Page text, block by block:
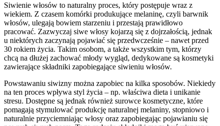
Siwienie włosów to naturalny proces, który postępuje wraz z
wiekiem. Z czasem komórki produkujące melaninę, czyli barwnik
włosów, ulegają bowiem starzeniu i przestają prawidłowo
pracować. Zazwyczaj siwe włosy kojarzą się z dojrzałością, jednak
u niektórych zaczynają pojawiać się przedwcześnie – nawet przed
30 rokiem życia. Takim osobom, a także wszystkim tym, którzy
chcą na dłużej zachować młody wygląd, dedykowane są kosmetyki
zawierające składniki zapobiegające siwieniu włosów.
Powstawaniu siwizny można zapobiec na kilka sposobów. Niekiedy
na ten proces wpływa styl życia – np. właściwa dieta i unikanie
stresu. Dostępne są jednak również surowce kosmetyczne, które
pomagają stymulować produkcję naturalnej melaniny, stopniowo i
naturalnie przyciemniając włosy oraz zapobiegając pojawianiu się